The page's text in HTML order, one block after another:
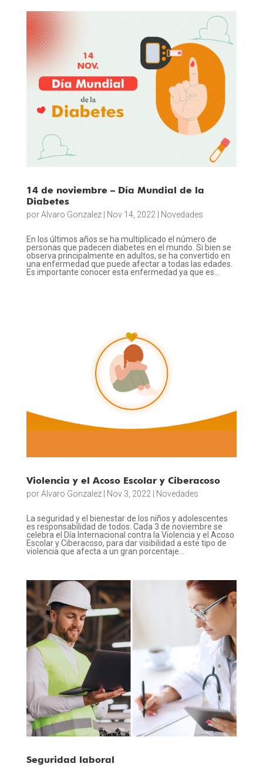
14 de noviembre – Día Mundial de la
Diabetes
porAlvaro Gonzalez| Nov 14, 2022| Novedades
En los últimos años se ha multiplicado el número de
personas que padecen diabetes en el mundo. Si bien se
observa principalmente en adultos, se ha convertido en
una enfermedad que puede afectar a todas las edades.
Es importante conocer esta enfermedad ya que es...
Violencia y el Acoso Escolar y Ciberacoso
porAlvaro Gonzalez| Nov 3, 2022 Novedades
La seguridad y el bienestar de los niños y adolescentes
es responsabilidad de todos. Cada 3 de noviembre se
celebra el Día Internacional contra la Violencia y el Acoso
Escolar y Ciberacoso, para dar visibilidad a este tipo de
violencia que afecta a un gran porcentaje...
Seguridad laboral